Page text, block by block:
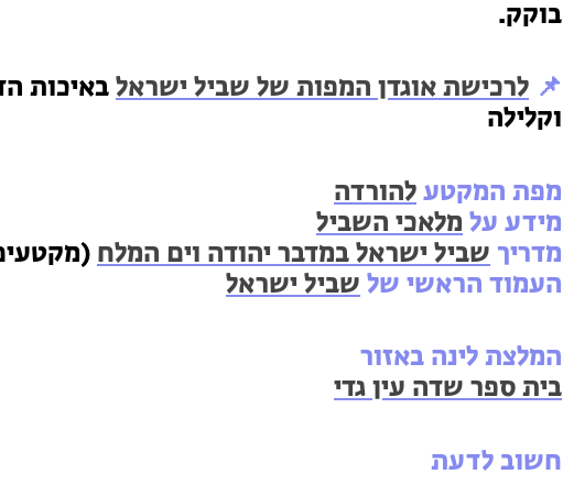
בוקק.
📌 לרכישת אוגדן המפות של שביל ישראל באיכות
וקלילה
מפת המקטע להורדה
מידע על מלאכי השביל
מדריך שביל ישראל במדבר יהודה וים המלח (מקטעים 31-
העמוד הראשי של שביל ישראל
המלצת לינה באזור
בית ספר שדה עין גדי
חשוב לדעת